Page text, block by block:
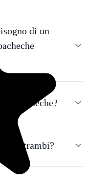
di un
bacheche?
entrambi?